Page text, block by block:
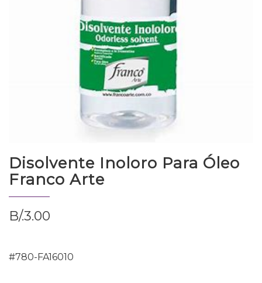
Disolvente Inoloro Para Óleo
Franco Arte
B/.3.00
#780-FA16010